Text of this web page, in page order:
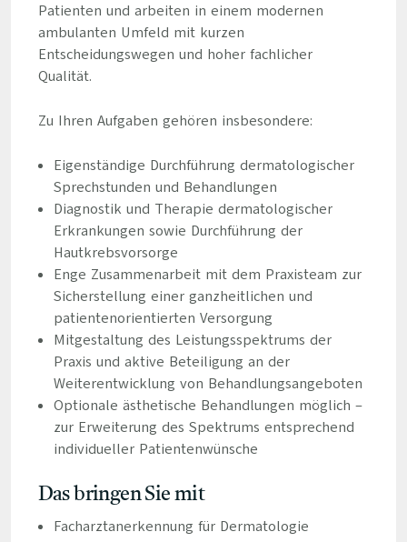
Patienten und arbeiten in einem modernen
ambulanten Umfeld mit kurzen
Entscheidungswegen und hoher fachlicher
Qualität.
Zu Ihren Aufgaben gehören insbesondere:
Eigenständige Durchführung dermatologischer
Sprechstunden und Behandlungen
Diagnostik und Therapie dermatologischer
Erkrankungen sowie Durchführung der
Hautkrebsvorsorge
Enge Zusammenarbeit mit dem Praxisteam zur
Sicherstellung einer ganzheitlichen und
patientenorientierten Versorgung
Mitgestaltung des Leistungsspektrums der
Praxis und aktive Beteiligung an der
Weiterentwicklung von Behandlungsangeboten
Optionale ästhetische Behandlungen möglich –
zur Erweiterung des Spektrums entsprechend
individueller Patientenwünsche
Das bringen Sie mit
Facharztanerkennung für Dermatologie